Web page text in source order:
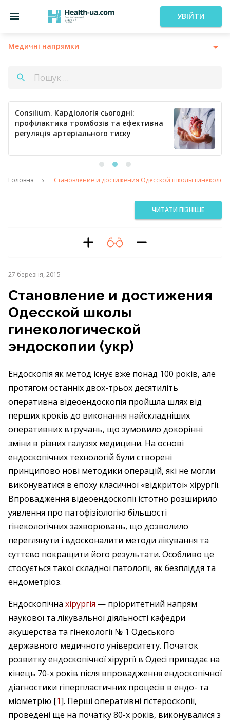
УВІЙТИ
Медичні напрямки
Consilium. Кардіологія сьогодні:
профілактика тромбозів та ефективна
регуляція артеріального тиску
Головна Становление и достижения Одесской школы
ЧИТАТИ ПІЗНІШЕ
27 березня, 2015
Становление и достижения
Одесской школы
гинекологической
эндоскопии (укр)
Ендоскопія як метод існує вже понад 100 років, але
протягом останніх двох-трьох десятиліть
оперативна відеоендоскопія пройшла шлях від
перших кроків до виконання найскладніших
оперативних втручань, що зумовило докорінні
зміни в різних галузях медицини. На основі
ендоскопічних технологій були створені
принципово нові методики операцій, які не могли
виконуватися в епоху класичної «відкритої» хірургії.
Впровадження відеоендоскопії істотно розширило
уявлення про патофізіологію більшості
гінекологічних захворювань, що дозволило
переглянути і вдосконалити методи лікування та
суттєво покращити його результати. Особливо це
стосується такої складної патології, як безпліддя та
ендометріоз.
Ендоскопічна хірургія — пріоритетний напрям
наукової та лікувальної діяльності кафедри
акушерства та гінекології № 1 Одеського
державного медичного університету. Початок
розвитку ендоскопічної хірургії в Одесі припадає на
кінець 70-х років після впровадження ендоскопічної
діагностики гіперпластичних процесів в ендо- та
міометрію [1]. Перші оперативні гістероскопії,
проведені ще на початку 80-х років, виконувалися з